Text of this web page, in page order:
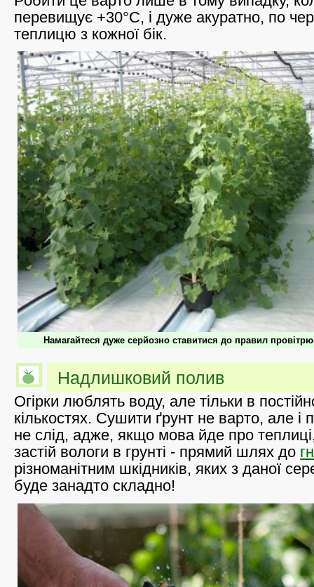
перевищує +30°С, і дуже акуратно, по
теплицю з кожної бік.
Намагайтеся дуже серйозно ставитися до правил
Надлишковий полив
Огірки люблять воду, але тільки в
кількостях. Сушити ґрунт не варто, але і
не слід, адже, якщо мова йде про
застій вологи в грунті - прямий шлях до
різноманітним шкідників, яких з даної
буде занадто складно!